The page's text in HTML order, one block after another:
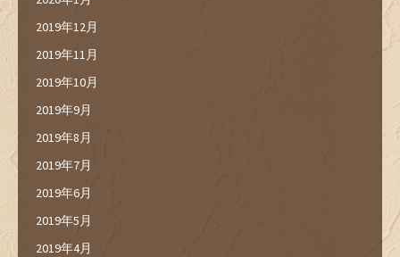
2019年12月
2019年11月
2019年10月
2019年9月
2019年8月
2019年7月
2019年6月
2019年5月
2019年4月